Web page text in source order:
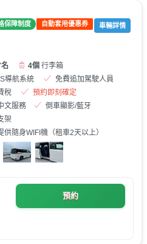
保障制度 自動套用優惠券 車輛詳情
名 4個 行李箱
導航系統
免費追加駕駛人員
稅
預約即刻確定
文服務
倒車顯影/藍牙
架
供隨身WIFI機（租車2天以上）
預約